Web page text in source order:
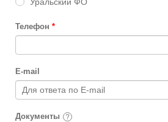
Телефон *
E-mail
Документы